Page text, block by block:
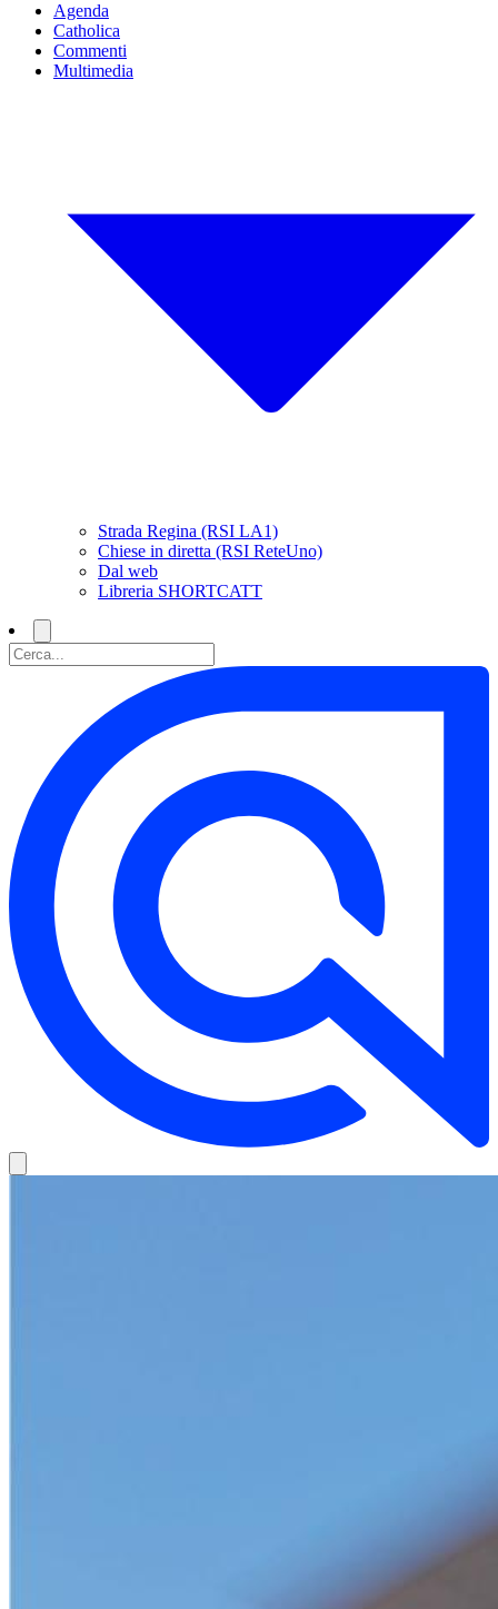
Agenda
Catholica
Commenti
Multimedia
Strada Regina (RSI LA1)
Chiese in diretta (RSI ReteUno)
Dal web
Libreria SHORTCATT